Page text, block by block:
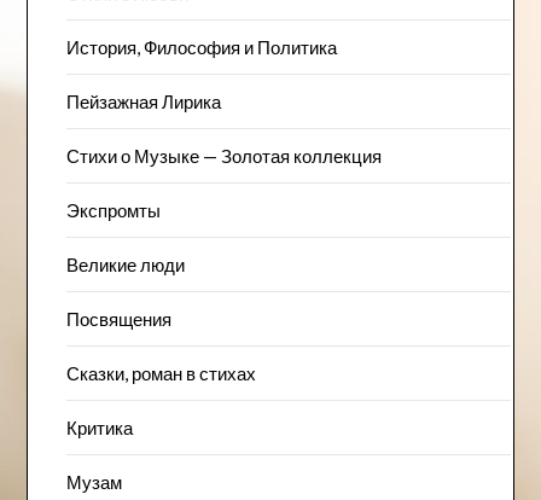
История, Философия и Политика
Пейзажна​я Лирика
Стихи о Музыке — Золотая коллекция
Экспромты
Великие люди
Посвящения
Сказки, роман в стихах
Критика
Музам